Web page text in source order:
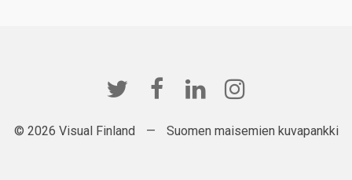
© 2026 Visual Finland — Suomen maisemien kuvapankki